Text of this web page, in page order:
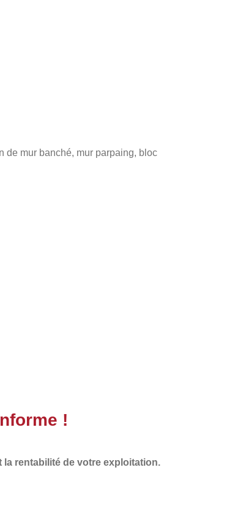
de mur banché, mur parpaing, bloc
!
rentabilité de votre exploitation.